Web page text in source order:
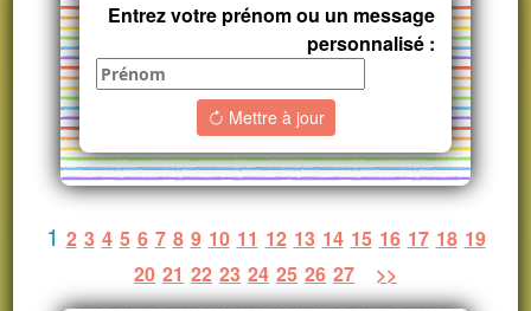
Entrez votre prénom ou un message
personnalisé :
Mettre à jour
1 2 3 4 5 6 7 8 9 10 11 12 13 14 15 16 17 18 19
20 21 22 23 24 25 26 27 >>